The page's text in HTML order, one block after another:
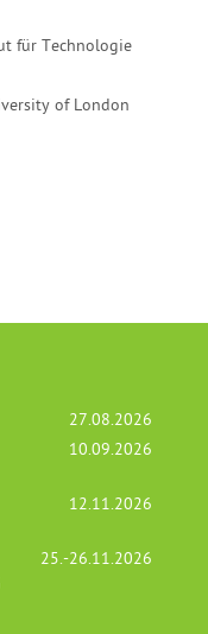
für Technologie
of London
27.08.2026
10.09.2026
12.11.2026
25.-26.11.2026